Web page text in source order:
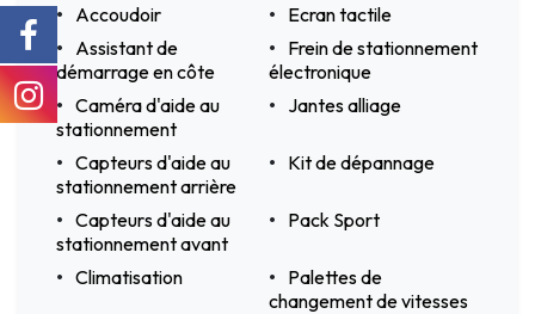
Accoudoir
Ecran tactile
Assistant de
démarrage en côte
Frein de stationnement
électronique
Caméra d'aide au
stationnement
Jantes alliage
Capteurs d'aide au
stationnement arrière
Kit de dépannage
Capteurs d'aide au
stationnement avant
Pack Sport
Climatisation
Palettes de
changement de vitesses